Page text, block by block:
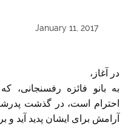
January 11, 2017
در آغاز،
به بانو فائزه‌ رفسنجانی،
احترام است، در گذشت
آرامش برای ایشان پدید آید و